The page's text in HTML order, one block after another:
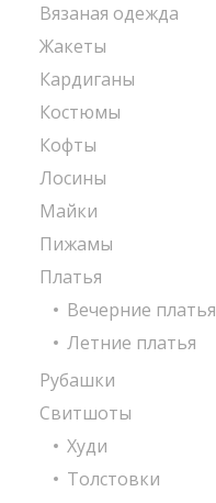
Вязаная одежда
Жакеты
Кардиганы
Костюмы
Кофты
Лосины
Майки
Пижамы
Платья
Вечерние платья
Летние платья
Рубашки
Свитшоты
Худи
Толстовки